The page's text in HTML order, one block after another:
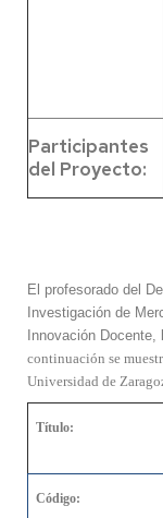
Participantes
del Proyecto:
El profesorado del
Investigación de
Innovación
continuación se
Universidad de
Título:
Código: